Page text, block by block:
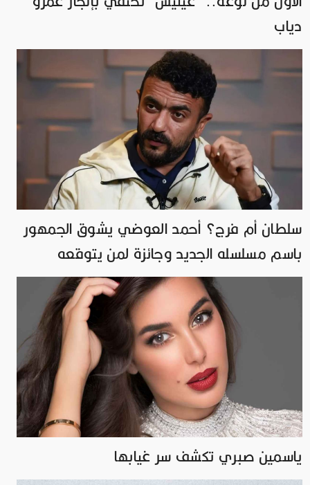
دياب
سلطان أم فرج؟ أحمد العوضي يشوق الجمهور
باسم مسلسله الجديد وجائزة لمن يتوقعه
ياسمين صبري تكشف سر غيابها